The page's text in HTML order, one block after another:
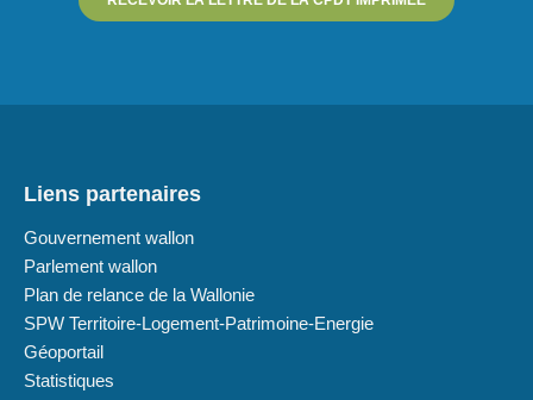
Liens partenaires
Gouvernement wallon
Parlement wallon
Plan de relance de la Wallonie
SPW Territoire-Logement-Patrimoine-Energie
Géoportail
Statistiques